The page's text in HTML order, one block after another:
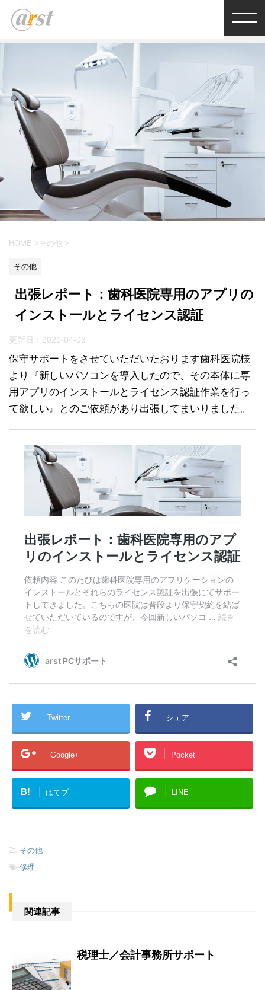
HOME > その他 >
その他
出張レポート：歯科医院専用のアプリの
インストールとライセンス認証
更新日： 2021-04-03
保守サポートをさせていただいたおります歯科医院様
より『新しいパソコンを導入したので、その本体に専
用アプリのインストールとライセンス認証作業を行っ
て欲しい』とのご依頼があり出張してまいりました。
Twitter シェア
Google+ Pocket
B! はてブ LINE
-その他
-修理
関連記事
税理士／会計事務所サポート